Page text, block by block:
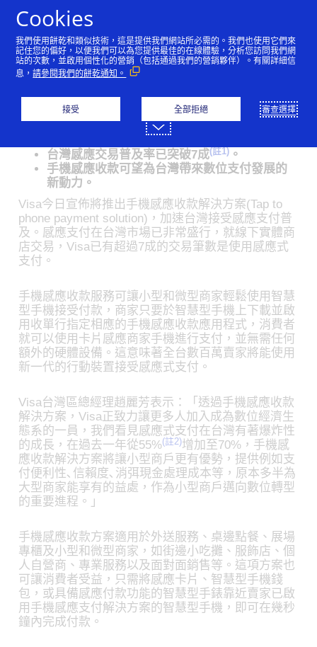
Visa在台推出手機感應收
款方案 致力數位支付全面
普及
台灣感應交易普及率已突破7成(註1) 。
手機感應收款可望為台灣帶來數位支付發展的
新動力。
Visa今日宣佈將推出手機感應收款解決方案(Tap to
phone payment solution)，加速台灣接受感應支付普
及。感應支付在台灣市場已非常盛行，就線下實體商
店交易，Visa已有超過7成的交易筆數是使用感應式
支付。
手機感應收款服務可讓小型和微型商家輕鬆使用智慧
型手機接受付款，商家只要於智慧型手機上下載並啟
用收單行指定相應的手機感應收款應用程式，消費者
就可以使用卡片感應商家手機進行支付，並無需任何
額外的硬體設備。這意味著全台數百萬賣家將能使用
新一代的行動裝置接受感應式支付。
Visa台灣區總經理趙麗芳表示：「透過手機感應收款
解決方案，Visa正致力讓更多人加入成為數位經濟生
態系的一員，我們看見感應式支付在台灣有著爆炸性
的成長，在過去一年從55%(註2)增加至70%，手機感
應收款解決方案將讓小型商戶更有優勢，提供例如支
付便利性､信賴度､消弭現金處理成本等，原本多半為
大型商家能享有的益處，作為小型商戶邁向數位轉型
的重要進程。」
手機感應收款方案適用於外送服務、桌邊點餐、展場
專櫃及小型和微型商家，如街邊小吃攤、服飾店、個
人自營商、專業服務以及面對面銷售等。這項方案也
可讓消費者受益，只需將感應卡片、智慧型手機錢
包，或具備感應付款功能的智慧型手錶靠近賣家已啟
用手機感應支付解決方案的智慧型手機，即可在幾秒
鐘內完成付款。
Cookies
我們使用餅乾和類似技術，這是提供我們網站所必需的。我們也使用它們來
記住您的偏好，以便我們可以為您提供最佳的在線體驗，分析您訪問我們網
站的次數，並啟用個性化的營銷（包括通過我們的營銷夥伴）。有關詳細信
息，請參閱我們的餅乾通知。
接受 全部拒絕 審查選擇